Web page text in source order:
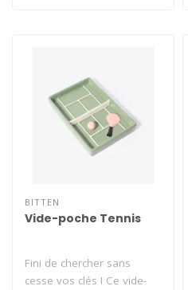
BITTEN
Vide-poche Tennis
Fini de chercher sans
cesse vos clés ! Ce vide-